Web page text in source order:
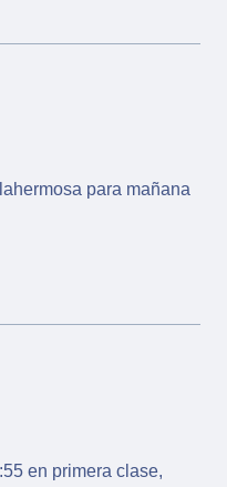
para mañana
en primera clase,